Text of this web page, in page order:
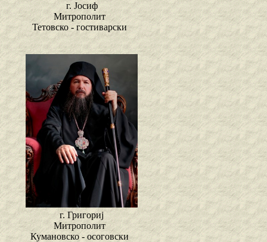
г. Јосиф
Митрополит
Тетовско - гостиварски
г. Григориј
Митрополит
Кумановско - осоговски